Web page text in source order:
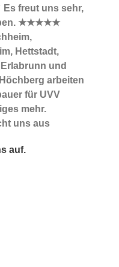
Es freut uns sehr,
★★★★★
Hettstadt,
und
arbeiten
für UVV
mehr.
uns aus
auf.